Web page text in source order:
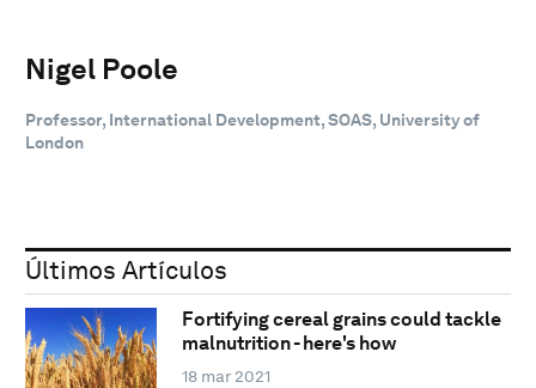
Nigel Poole
Professor, International Development, SOAS, University of
London
Últimos Artículos
Fortifying cereal grains could tackle
malnutrition - here's how
18 mar 2021